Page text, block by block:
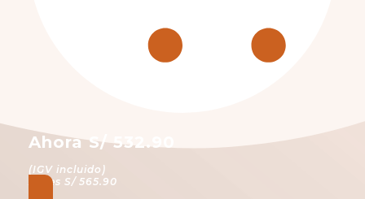
Ahora S/ 532.90
(IGV incluido)
Antes S/ 565.90